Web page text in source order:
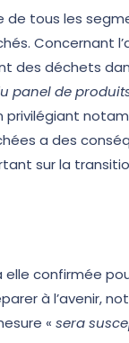
tous les
Concernant
des déchets
panel de
privilégiant
a des
sur la
confirmée
à l’avenir,
« sera